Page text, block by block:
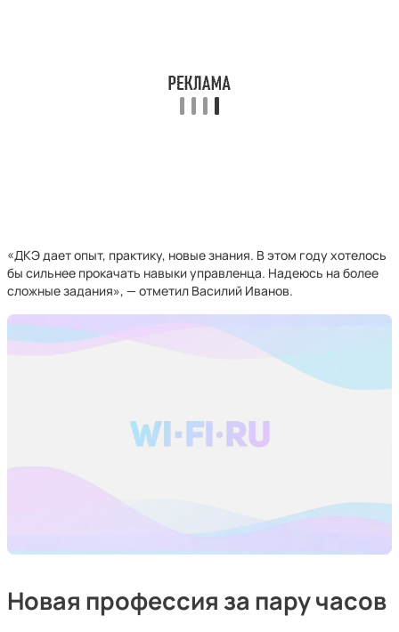
«ДКЭ дает опыт, практику, новые знания. В этом году хотелось
бы сильнее прокачать навыки управленца. Надеюсь на более
сложные задания», — отметил Василий Иванов.
Новая профессия за пару часов